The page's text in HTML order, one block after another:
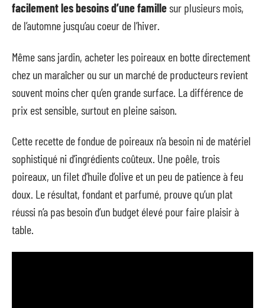
facilement les besoins d’une famillesur plusieurs mois,
de l’automne jusqu’au coeur de l’hiver.
Même sans jardin, acheter les poireaux en botte directement
chez un maraîcher ou sur un marché de producteurs revient
souvent moins cher qu’en grande surface. La différence de
prix est sensible, surtout en pleine saison.
Cette recette de fondue de poireaux n’a besoin ni de matériel
sophistiqué ni d’ingrédients coûteux. Une poêle, trois
poireaux, un filet d’huile d’olive et un peu de patience à feu
doux. Le résultat, fondant et parfumé, prouve qu’un plat
réussi n’a pas besoin d’un budget élevé pour faire plaisir à
table.